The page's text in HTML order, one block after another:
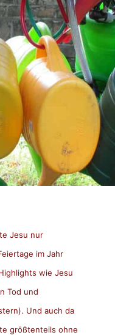
Jesu nur
im Jahr
wie Jesu
Tod und
Und auch da
größtenteils ohne